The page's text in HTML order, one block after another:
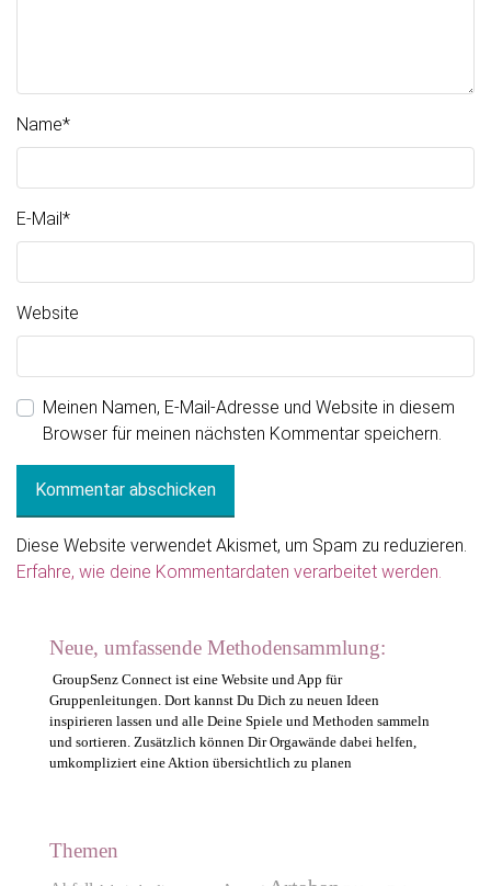
Name*
E-Mail*
Website
Meinen Namen, E-Mail-Adresse und Website in diesem
Browser für meinen nächsten Kommentar speichern.
Diese Website verwendet Akismet, um Spam zu reduzieren.
Erfahre, wie deine Kommentardaten verarbeitet werden.
Neue, umfassende Methodensammlung:
GroupSenz Connect ist eine Website und App für
Gruppenleitungen. Dort kannst Du Dich zu neuen Ideen
inspirieren lassen und alle Deine Spiele und Methoden sammeln
und sortieren. Zusätzlich können Dir Orgawände dabei helfen,
umkompliziert eine Aktion übersichtlich zu planen
Themen